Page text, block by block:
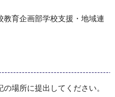
育企画部学校⽀援・地域連
場所に提出してください。